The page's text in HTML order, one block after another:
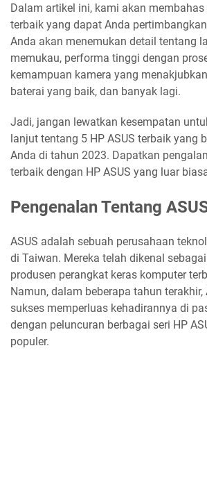
Dalam artikel ini, kami akan membahas
terbaik yang dapat Anda
Anda akan menemukan detail tentang
memukau, performa tinggi dengan
kemampuan kamera yang
baterai yang baik, dan banyak lagi.
Jadi, jangan lewatkan kesempatan
lanjut tentang 5 HP ASUS terbaik yang
Anda di tahun 2023. Dapatkan
terbaik dengan HP ASUS yang luar
Pengenalan Tentang
ASUS adalah sebuah perusahaan
di Taiwan. Mereka telah dikenal
produsen perangkat keras komputer
Namun, dalam beberapa tahun terakhir,
sukses memperluas kehadirannya di
dengan peluncuran berbagai seri HP
populer.